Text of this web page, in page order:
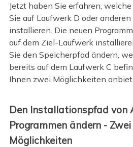
Jetzt haben Sie erfahren,
Sie auf Laufwerk D oder
installieren. Die neuen
auf dem Ziel-Laufwerk
Sie den Speicherpfad ändern,
bereits auf dem Laufwerk C
Ihnen zwei Möglichkeiten
Den Installationspfad von
Programmen ändern -
Möglichkeiten